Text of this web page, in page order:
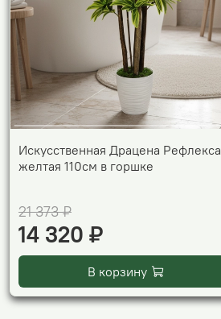
Искусственная Драцена Рефлекса
желтая 110см в горшке
21 373 ₽
14 320 ₽
В корзину